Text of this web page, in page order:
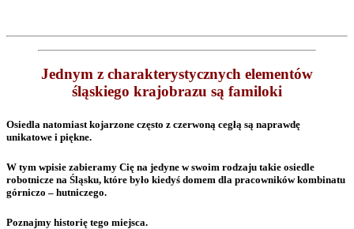
Jednym z charakterystycznych elementów
śląskiego krajobrazu są familoki
Osiedla natomiast kojarzone często z czerwoną cegłą są naprawdę
unikatowe i piękne.
W tym wpisie zabieramy Cię na jedyne w swoim rodzaju takie osiedle
robotnicze na Śląsku, które było kiedyś domem dla pracowników kombinatu
górniczo – hutniczego.
Poznajmy historię tego miejsca.